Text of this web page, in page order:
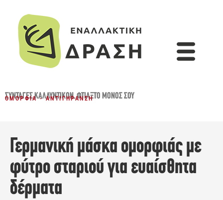
ΣΥΝΤΑΓΈΣ ΚΑΛΛΥΝΤΙΚΏΝ,ΦΤΙΆΞΤΟ ΜΌΝΟΣ ΣΟΥ
ΟΜΟΡΦΙΆ - ΑΝΤΙΓΉΡΑΝΣΗ
Γερμανική μάσκα ομορφιάς με
φύτρο σταριού για ευαίσθητα
δέρματα